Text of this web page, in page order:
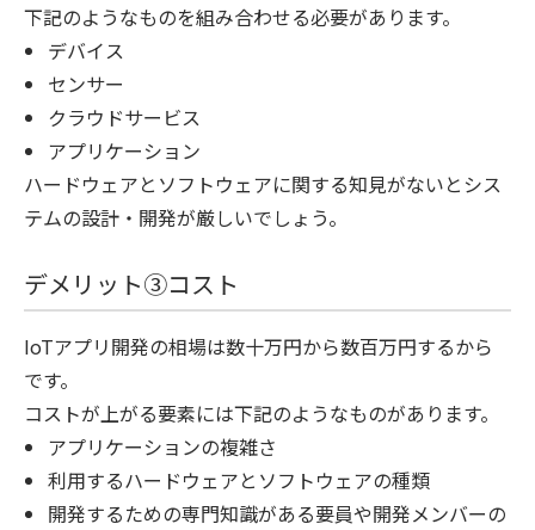
下記のようなものを組み合わせる必要があります。
デバイス
センサー
クラウドサービス
アプリケーション
ハードウェアとソフトウェアに関する知見がないとシス
テムの設計・開発が厳しいでしょう。
デメリット③コスト
IoTアプリ開発の相場は数十万円から数百万円するから
です。
コストが上がる要素には下記のようなものがあります。
アプリケーションの複雑さ
利用するハードウェアとソフトウェアの種類
開発するための専門知識がある要員や開発メンバーの